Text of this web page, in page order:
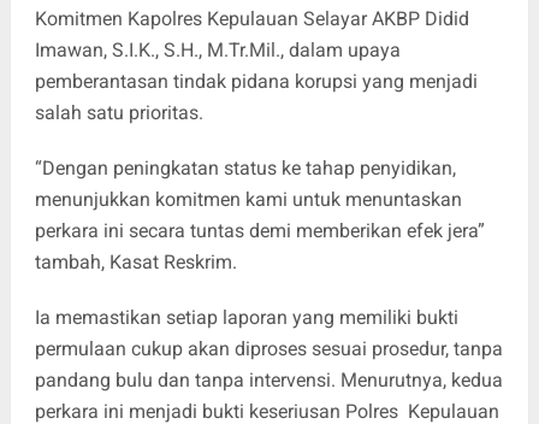
Komitmen Kapolres Kepulauan Selayar AKBP Didid
Imawan, S.I.K., S.H., M.Tr.Mil., dalam upaya
pemberantasan tindak pidana korupsi yang menjadi
salah satu prioritas.
“Dengan peningkatan status ke tahap penyidikan,
menunjukkan komitmen kami untuk menuntaskan
perkara ini secara tuntas demi memberikan efek jera”
tambah, Kasat Reskrim.
Ia memastikan setiap laporan yang memiliki bukti
permulaan cukup akan diproses sesuai prosedur, tanpa
pandang bulu dan tanpa intervensi. Menurutnya, kedua
perkara ini menjadi bukti keseriusan Polres Kepulauan